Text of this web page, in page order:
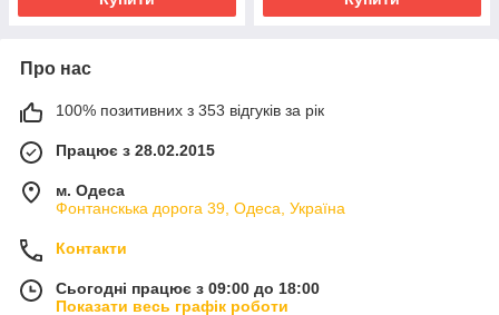
Про нас
100% позитивних з 353 відгуків за рік
Працює з 28.02.2015
м. Одеса
Фонтанскька дорога 39, Одеса, Україна
Контакти
Сьогодні працює з 09:00 до 18:00
Показати весь графік роботи